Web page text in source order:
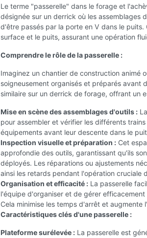
Le terme "passerelle" dans le forage et
désignée sur un derrick où les assemblages
d'être passés par la porte en V dans le
surface et le puits, assurant une opération
Comprendre le rôle de la passerelle :
Imaginez un chantier de construction animé
soigneusement organisés et préparés avant
similaire sur un derrick de forage, offrant un
Mise en scène des assemblages d'outils :
pour assembler et vérifier les différents
équipements avant leur descente dans le
Inspection visuelle et préparation : Cet
approfondie des outils, garantissant qu'ils
déployés. Les réparations ou ajustements
ainsi les retards pendant l'opération cruciale
Organisation et efficacité : La passerelle
l'équipe d'organiser et de gérer
Cela minimise les temps d'arrêt et
Caractéristiques clés d'une passerelle :
Plateforme surélevée : La passerelle est